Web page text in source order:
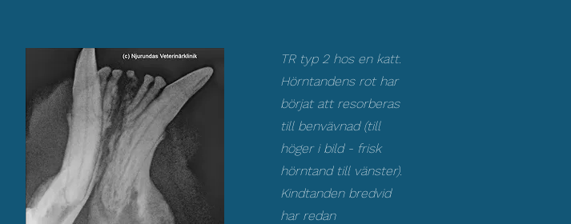
TR typ 2 hos en katt.
Hörntandens rot har
börjat att resorberas
till benvävnad (till
höger i bild - frisk
hörntand till vänster).
Kindtanden bredvid
har redan